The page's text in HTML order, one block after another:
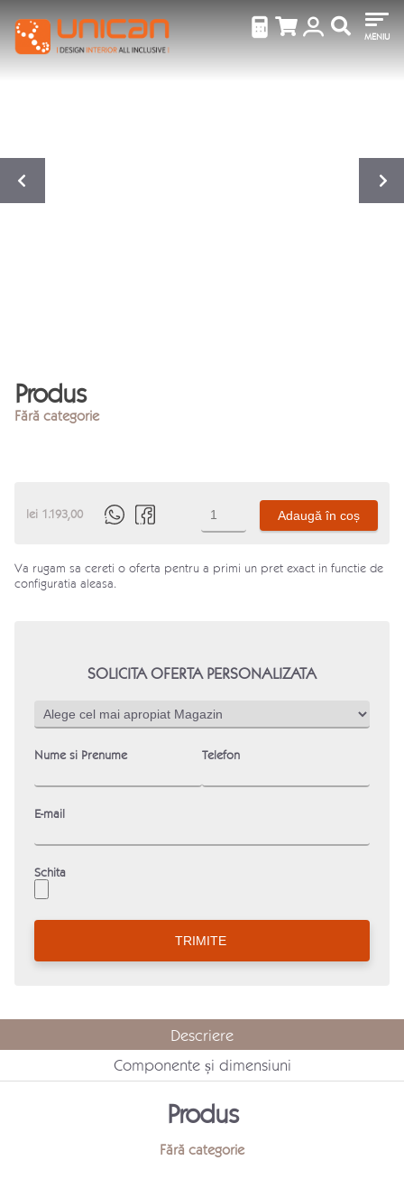
MENIU
Produs
Fără categorie
lei 1.193,00
Produs
Adaugă în coș
Va rugam sa cereti o oferta pentru a primi un pret exact in functie de
configuratia aleasa.
SOLICITA OFERTA PERSONALIZATA
Nume si Prenume Telefon
E-mail
Schita
Descriere
Componente și dimensiuni
Produs
Fără categorie